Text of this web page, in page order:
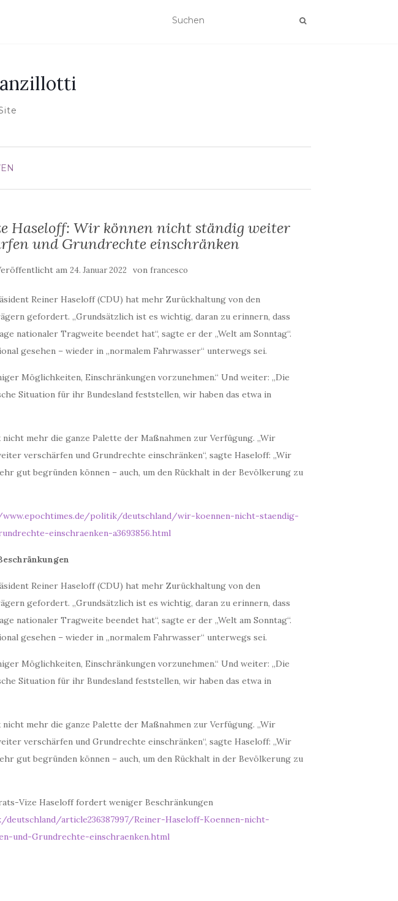
Haseloff: Wir können nicht ständig weiter
und Grundrechte einschränken
am 24. Januar 2022 von francesco
Reiner Haseloff (CDU) hat mehr Zurückhaltung von den
gefordert. „Grundsätzlich ist es wichtig, daran zu erinnern, dass
nationaler Tragweite beendet hat“, sagte er der „Welt am Sonntag“.
gesehen – wieder in „normalem Fahrwasser“ unterwegs sei.
Möglichkeiten, Einschränkungen vorzunehmen.“ Und weiter: „Die
Situation für ihr Bundesland feststellen, wir haben das etwa in
mehr die ganze Palette der Maßnahmen zur Verfügung. „Wir
verschärfen und Grundrechte einschränken“, sagte Haseloff: „Wir
gut begründen können – auch, um den Rückhalt in der Bevölkerung zu
politik/deutschland/wir-koennen-nicht-staendig-
einschraenken-a3693856.html
Reiner Haseloff (CDU) hat mehr Zurückhaltung von den
gefordert. „Grundsätzlich ist es wichtig, daran zu erinnern, dass
nationaler Tragweite beendet hat“, sagte er der „Welt am Sonntag“.
gesehen – wieder in „normalem Fahrwasser“ unterwegs sei.
Möglichkeiten, Einschränkungen vorzunehmen.“ Und weiter: „Die
Situation für ihr Bundesland feststellen, wir haben das etwa in
mehr die ganze Palette der Maßnahmen zur Verfügung. „Wir
verschärfen und Grundrechte einschränken“, sagte Haseloff: „Wir
gut begründen können – auch, um den Rückhalt in der Bevölkerung zu
Vize Haseloff fordert weniger Beschränkungen
article236387997/Reiner-Haseloff-Koennen-nicht-
und-Grundrechte-einschraenken.html